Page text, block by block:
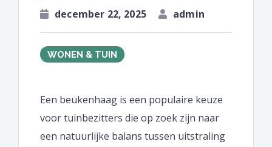
december 22, 2025 admin
WONEN & TUIN
Een beukenhaag is een populaire keuze
voor tuinbezitters die op zoek zijn naar
een natuurlijke balans tussen uitstraling